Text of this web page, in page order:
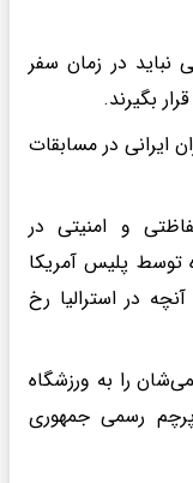
نباید در زمان سفر
بگیرند.
ایرانی در مسابقات
و امنیتی در
توسط پلیس آمریکا
در استرالیا رخ
را به ورزشگاه
رسمی جمهوری